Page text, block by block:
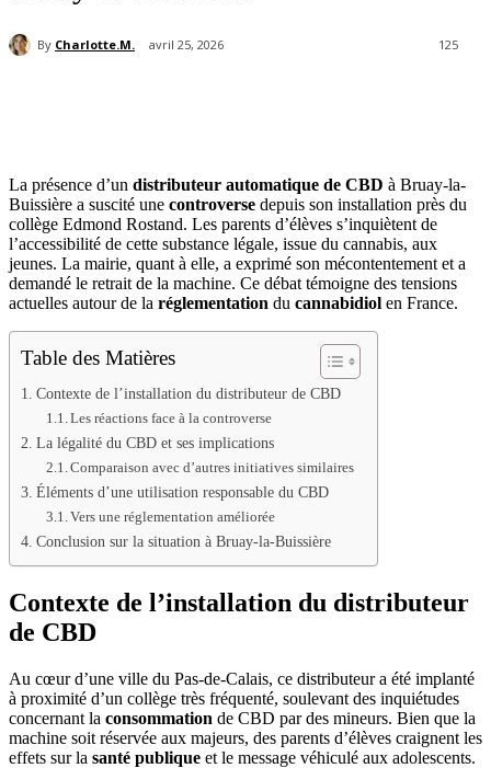
By Charlotte.M. avril 25, 2026 125
La présence d’un distributeur automatique de CBD à Bruay-la-
Buissière a suscité une controverse depuis son installation près du
collège Edmond Rostand. Les parents d’élèves s’inquiètent de
l’accessibilité de cette substance légale, issue du cannabis, aux
jeunes. La mairie, quant à elle, a exprimé son mécontentement et a
demandé le retrait de la machine. Ce débat témoigne des tensions
actuelles autour de la réglementation du cannabidiol en France.
Table des Matières
Contexte de l’installation du distributeur de CBD
Les réactions face à la controverse
La légalité du CBD et ses implications
Comparaison avec d’autres initiatives similaires
Éléments d’une utilisation responsable du CBD
Vers une réglementation améliorée
Conclusion sur la situation à Bruay-la-Buissière
Contexte de l’installation du distributeur
de CBD
Au cœur d’une ville du Pas-de-Calais, ce distributeur a été implanté
à proximité d’un collège très fréquenté, soulevant des inquiétudes
concernant la consommation de CBD par des mineurs. Bien que la
machine soit réservée aux majeurs, des parents d’élèves craignent les
effets sur la santé publique et le message véhiculé aux adolescents.